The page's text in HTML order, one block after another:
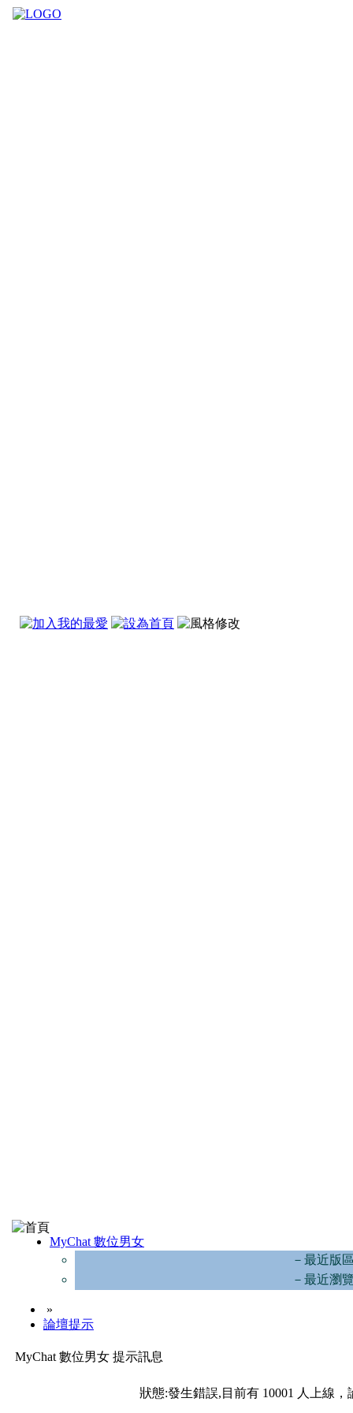
MyChat 數位男女
－最近版
－最近瀏
»
論壇提示
MyChat 數位男女 提示訊息
狀態:發生錯誤,目前有 10001 人上線